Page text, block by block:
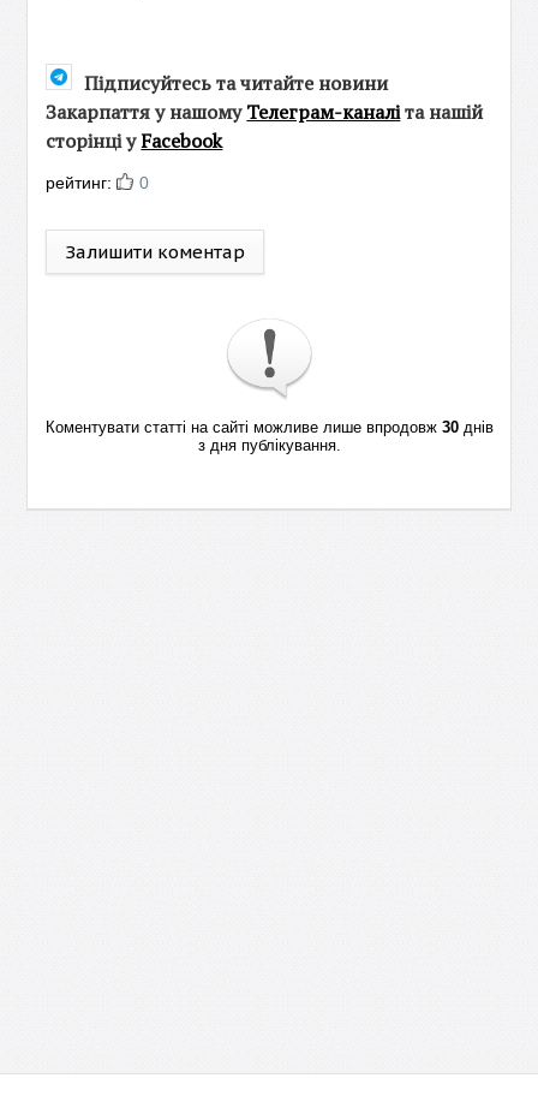
Підписуйтесь та читайте новини
Закарпаття у нашомуТелеграм-каналіта нашій
сторінці уFacebook
рейтинг: 0
Залишити коментар
Коментувати статті на сайті можливе лише впродовж 30днів
з дня публікування.